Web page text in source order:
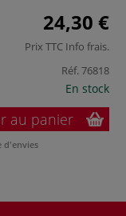
24,30 €
Prix TTC Info frais.
Réf.76818
En stock
au panier
d'envies